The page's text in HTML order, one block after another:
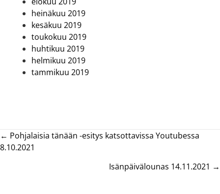
heinäkuu 2019
kesäkuu 2019
toukokuu 2019
huhtikuu 2019
helmikuu 2019
tammikuu 2019
Posts
navigation
← Pohjalaisia tänään -esitys katsottavissa Youtubessa
8.10.2021
Isänpäivälounas 14.11.2021 →